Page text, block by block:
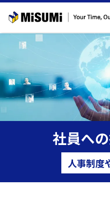
メインコンテンツへスキ
社員へ
人事制度